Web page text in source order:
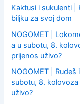
Kaktusi i sukulenti |
biljku za svoj dom
NOGOMET |
a u subotu, 8.
prijenos uživo?
NOGOMET |
subotu, 8.
uživo?